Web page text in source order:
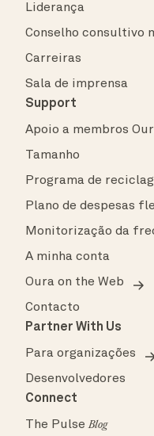
Liderança
Conselho consultivo
Carreiras
Sala de imprensa
Support
Apoio a membros
Tamanho
Programa de
Plano de despesas
Monitorização da
A minha conta
Oura on the Web
Contacto
Partner With Us
Para organizações
Desenvolvedores
Connect
The PulseBlog